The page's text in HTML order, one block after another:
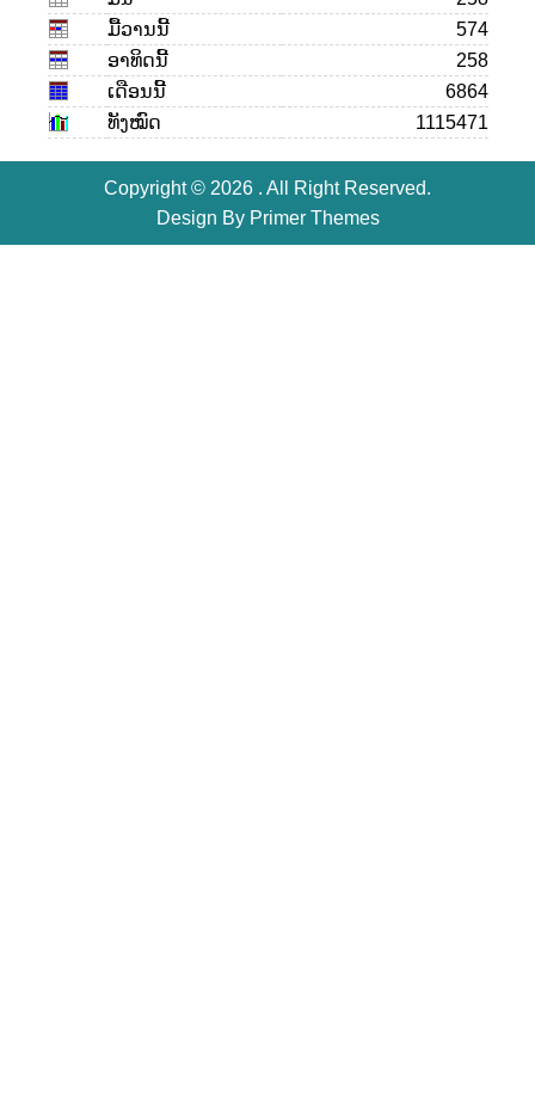
ມື້ວານນີ້
574
ອາທິດນີ້
258
ເດືອນ​ນີ້
6864
ທັງໝົດ
1115471
Copyright © 2026 . All Right Reserved.
Design By Primer Themes